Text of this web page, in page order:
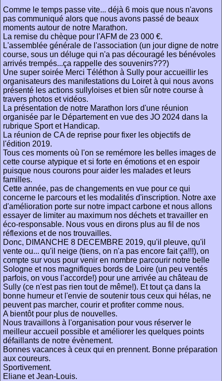
Comme le temps passe vite... déjà 6 mois que nous n'avons
pas communiqué alors que nous avons passé de beaux
moments autour de notre Marathon.
La remise du chèque pour l'AFM de 23 000 €.
L'assemblée générale de l'association (un jour digne de notre
course, sous un déluge qui n'a pas découragé les bénévoles
arrivés trempés...ça rappelle des souvenirs???)
Une super soirée Merci Téléthon à Sully pour accueillir les
organisateurs des manifestations du Loiret à qui nous avons
présenté les actions sullyloises et bien sûr notre course à
travers photos et vidéos.
La présentation de notre Marathon lors d'une réunion
organisée par le Département en vue des JO 2024 dans la
rubrique Sport et Handicap.
La réunion de CA de reprise pour fixer les objectifs de
l'édition 2019.
Tous ces moments où l'on se remémore les belles images de
cette course atypique et si forte en émotions et en espoir
puisque nous courons pour aider les malades et leurs
familles.
Cette année, pas de changements en vue pour ce qui
concerne le parcours et les modalités d'inscription. Notre axe
d'amélioration porte sur notre impact carbone et nous allons
essayer de limiter au maximum nos déchets et travailler en
éco-responsable. Nous vous en dirons plus au fil de nos
réflexions et de nos trouvailles.
Donc, DIMANCHE 8 DECEMBRE 2019, qu'il pleuve, qu'il
vente ou... qu'il neige (tiens, on n'a pas encore fait ça!!!), on
compte sur vous pour venir en nombre parcourir notre belle
Sologne et nos magnifiques bords de Loire (un peu ventés
parfois, on vous l'accorde!) pour une arrivée au château de
Sully (ce n'est pas rien tout de même!). Et tout ça dans la
bonne humeur et l'envie de soutenir tous ceux qui hélas, ne
peuvent pas marcher, courir et profiter comme nous.
A bientôt pour plus de nouvelles.
Nous travaillons à l'organisation pour vous réserver le
meilleur accueil possible et améliorer les quelques points
défaillants de notre évènement.
Bonnes vacances à ceux qui en prennent. Bonne préparation
aux coureurs.
Sportivement.
Eliane et Jean-Louis.